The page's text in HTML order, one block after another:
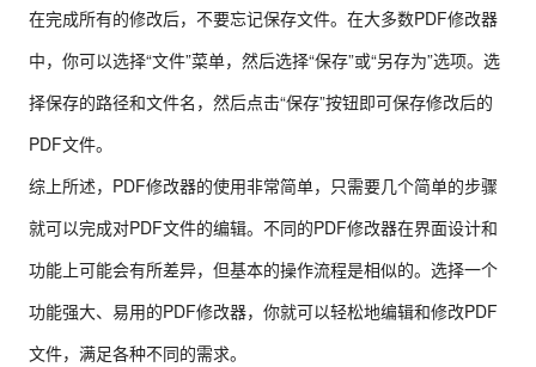
在完成所有的修改后，不要忘记保存文件。在大多数PDF修改器
中，你可以选择“文件”菜单，然后选择“保存”或“另存为”选项。选
择保存的路径和文件名，然后点击“保存”按钮即可保存修改后的
PDF文件。
综上所述，PDF修改器的使用非常简单，只需要几个简单的步骤
就可以完成对PDF文件的编辑。不同的PDF修改器在界面设计和
功能上可能会有所差异，但基本的操作流程是相似的。选择一个
功能强大、易用的PDF修改器，你就可以轻松地编辑和修改PDF
文件，满足各种不同的需求。